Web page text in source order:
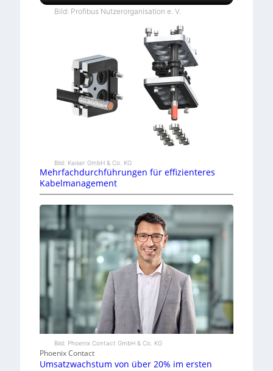
Bild: Profibus Nutzerorganisation e. V.
Bild: Kaiser GmbH & Co. KG
Mehrfachdurchführungen für effizienteres
Kabelmanagement
Bild: Phoenix Contact GmbH & Co. KG
Phoenix Contact
Umsatzwachstum von über 20% im ersten